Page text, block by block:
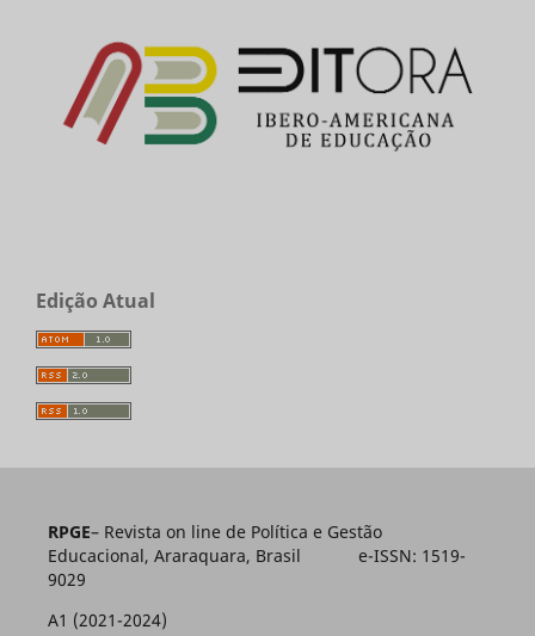
Edição Atual
RPGE– Revista on line de Política e Gestão
Educacional, Araraquara, Brasil e-ISSN: 1519-
9029
A1 (2021-2024)